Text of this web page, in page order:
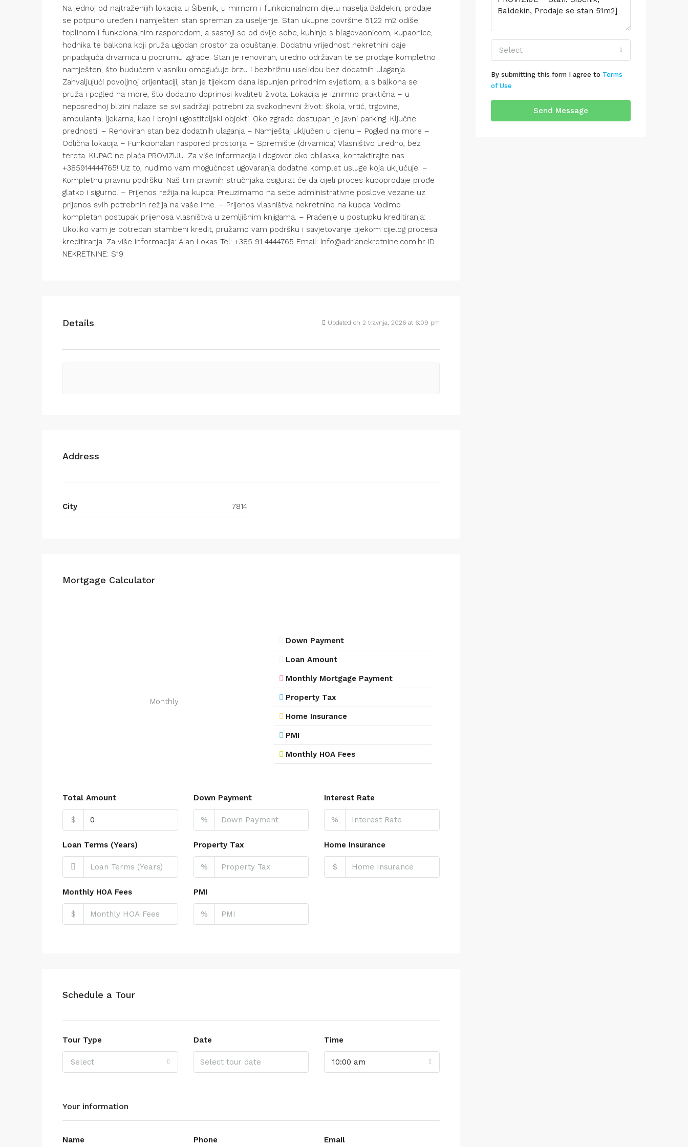
Na jednoj od najtraženijih lokacija u Šibenik, u mirnom i funkcionalnom dijelu naselja Baldekin, prodaje
se potpuno uređen i namješten stan spreman za useljenje. Stan ukupne površine 51,22 m2 odiše
toplinom i funkcionalnim rasporedom, a sastoji se od dvije sobe, kuhinje s blagovaonicom, kupaonice,
hodnika te balkona koji pruža ugodan prostor za opuštanje. Dodatnu vrijednost nekretnini daje
pripadajuća drvarnica u podrumu zgrade. Stan je renoviran, uredno održavan te se prodaje kompletno
namješten, što budućem vlasniku omogućuje brzu i bezbrižnu uselidbu bez dodatnih ulaganja.
Zahvaljujući povoljnoj orijentaciji, stan je tijekom dana ispunjen prirodnim svjetlom, a s balkona se
pruža i pogled na more, što dodatno doprinosi kvaliteti života. Lokacija je iznimno praktična – u
neposrednoj blizini nalaze se svi sadržaji potrebni za svakodnevni život: škola, vrtić, trgovine,
ambulanta, ljekarna, kao i brojni ugostiteljski objekti. Oko zgrade dostupan je javni parking. Ključne
prednosti: – Renoviran stan bez dodatnih ulaganja – Namještaj uključen u cijenu – Pogled na more –
Odlična lokacija – Funkcionalan raspored prostorija – Spremište (drvarnica) Vlasništvo uredno, bez
tereta. KUPAC ne plaća PROVIZIJU. Za više informacija i dogovor oko obilaska, kontaktirajte nas
+385914444765! Uz to, nudimo vam mogućnost ugovaranja dodatne komplet usluge koja uključuje: –
Kompletnu pravnu podršku: Naš tim pravnih stručnjaka osigurat će da cijeli proces kupoprodaje prođe
glatko i sigurno. – Prijenos režija na kupca: Preuzimamo na sebe administrativne poslove vezane uz
prijenos svih potrebnih režija na vaše ime. – Prijenos vlasništva nekretnine na kupca: Vodimo
kompletan postupak prijenosa vlasništva u zemljišnim knjigama. – Praćenje u postupku kreditiranja:
Ukoliko vam je potreban stambeni kredit, pružamo vam podršku i savjetovanje tijekom cijelog procesa
kreditiranja. Za više informacija: Alan Lokas Tel: +385 91 4444765 Email: info@adrianekretnine.com.hr ID
NEKRETNINE: S19
Details Updated on 2 travnja, 2026 at 6:09 pm
Address
City 7814
Mortgage Calculator
Monthly
Down Payment
Loan Amount
Monthly Mortgage Payment
Property Tax
Home Insurance
PMI
Monthly HOA Fees
Total Amount
$
Down Payment
%
Interest Rate
%
Loan Terms (Years) Property Tax
%
Home Insurance
$
Monthly HOA Fees
$
PMI
%
Schedule a Tour
Tour Type
Select
Date Time
10:00 am
Your information
Name Phone Email
Select
By submitting this form I agree to Terms
of Use
Send Message